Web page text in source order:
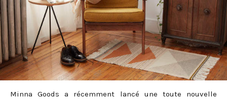
Minna Goods a récemment lancé une toute nouvelle